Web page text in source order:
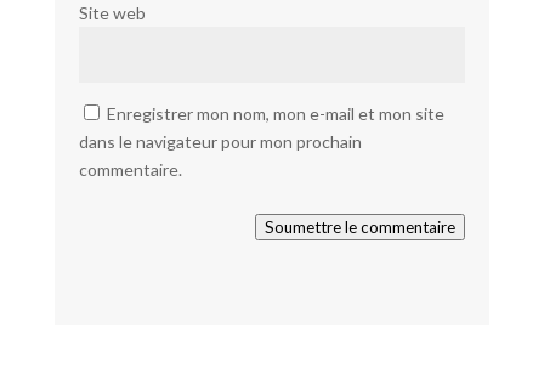
Site web
Enregistrer mon nom, mon e-mail et mon site
dans le navigateur pour mon prochain
commentaire.
Soumettre le commentaire